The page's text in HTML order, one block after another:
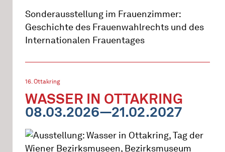
Sonderausstellung im Frauenzimmer:
Geschichte des Frauenwahlrechts und des
Internationalen Frauentages
16. Ottakring
WASSER IN OTTAKRING
08.03.2026—21.02.2027